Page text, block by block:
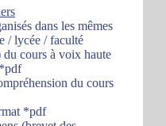
dans les mêmes
/ lycée / faculté
cours à voix haute
du cours
*pdf